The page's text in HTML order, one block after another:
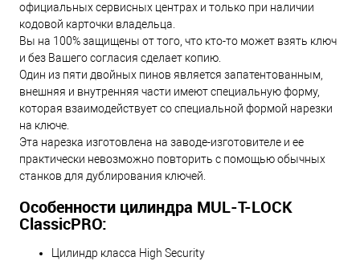
официальных сервисных центрах и только при наличии
кодовой карточки владельца.
Вы на 100% защищены от того, что кто-то может взять ключ
и без Вашего согласия сделает копию.
Один из пяти двойных пинов является запатентованным,
внешняя и внутренняя части имеют специальную форму,
которая взаимодействует со специальной формой нарезки
на ключе.
Эта нарезка изготовлена на заводе-изготовителе и ее
практически невозможно повторить с помощью обычных
станков для дублирования ключей.
Особенности цилиндра MUL-T-LOCK
ClassicPRO:
Цилиндр класса High Security